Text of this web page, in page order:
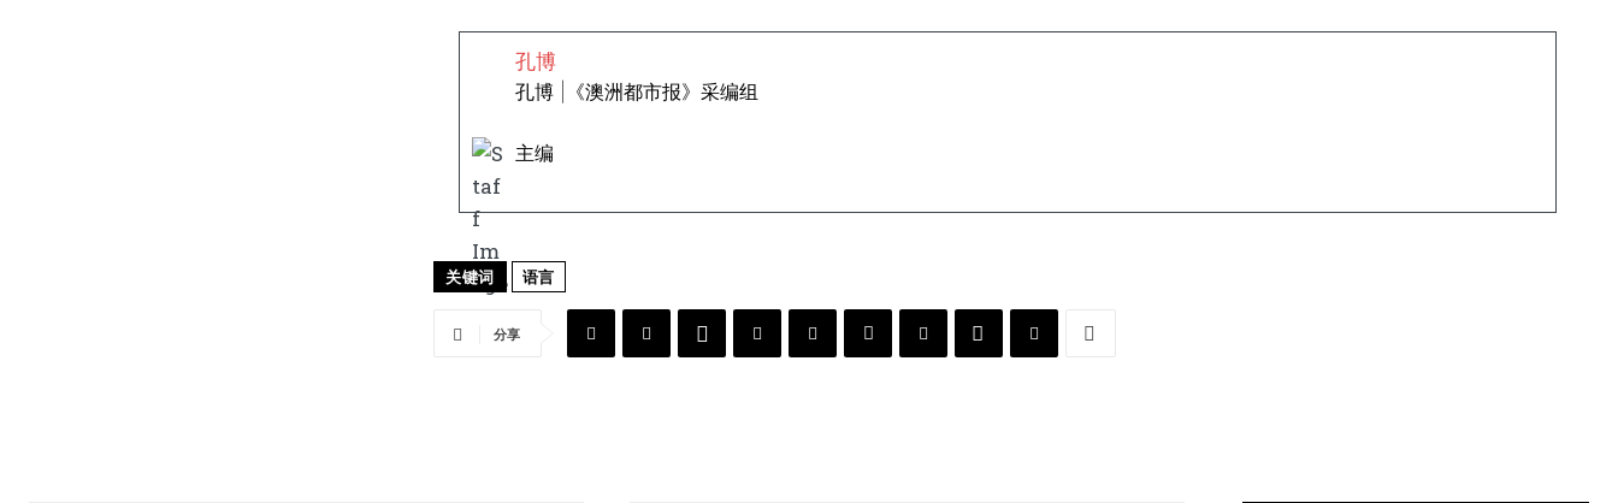
孔博
孔博 |《澳洲都市报》采编组
主编
关键词 语言
分享